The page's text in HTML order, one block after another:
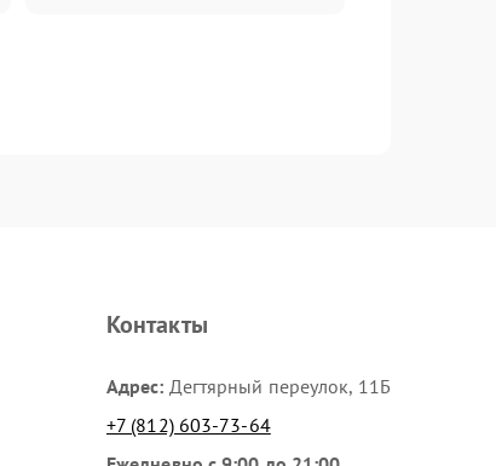
Контакты
Адрес: Дегтярный переулок, 11Б
+7 (812) 603-73-64